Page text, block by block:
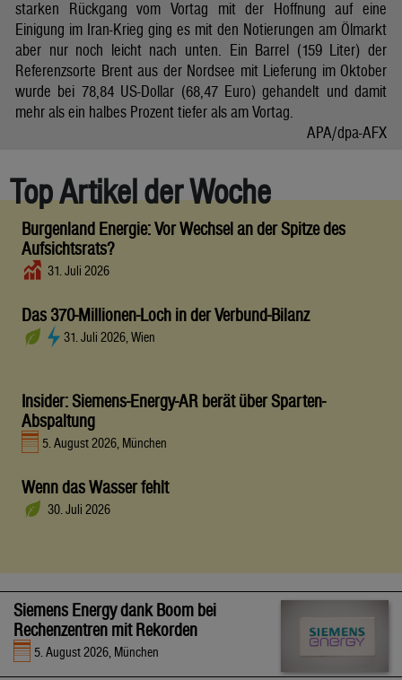
starken Rückgang vom Vortag mit der Hoffnung auf eine
Einigung im Iran-Krieg ging es mit den Notierungen am Ölmarkt
aber nur noch leicht nach unten. Ein Barrel (159 Liter) der
Referenzsorte Brent aus der Nordsee mit Lieferung im Oktober
wurde bei 78,84 US-Dollar (68,47 Euro) gehandelt und damit
mehr als ein halbes Prozent tiefer als am Vortag.
APA/dpa-AFX
Top Artikel der Woche
Burgenland Energie: Vor Wechsel an der Spitze des
Aufsichtsrats?
31. Juli 2026
Das 370-Millionen-Loch in der Verbund-Bilanz
31. Juli 2026, Wien
Insider: Siemens-Energy-AR berät über Sparten-
Abspaltung
5. August 2026, München
Wenn das Wasser fehlt
30. Juli 2026
Siemens Energy dank Boom bei
Rechenzentren mit Rekorden
5. August 2026, München